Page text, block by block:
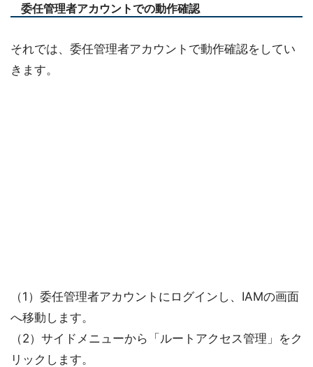
委任管理者アカウントでの動作確認
それでは、委任管理者アカウントで動作確認をしてい
きます。
（1）委任管理者アカウントにログインし、IAMの画面
へ移動します。
（2）サイドメニューから「ルートアクセス管理」をク
リックします。